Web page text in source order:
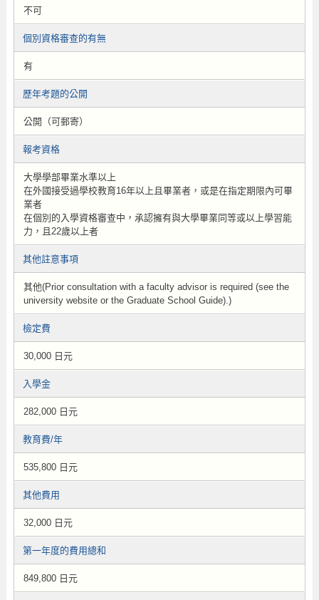
不可
個別資格審查的有無
有
歷年考題的公開
公開（可郵寄）
報考資格
大學學部畢業水準以上
在外國接受過學校教育16年以上且畢業者，或是在指定期限內可畢
業者
在個別的入學資格審查中，承認擁有與大學畢業同等或以上學習能
力，且22歲以上者
其他註意事項
其他(Prior consultation with a faculty advisor is required (see the
university website or the Graduate School Guide).)
檢定費
30,000 日元
入學金
282,000 日元
教育費/年
535,800 日元
其他費用
32,000 日元
第一年度的費用總和
849,800 日元